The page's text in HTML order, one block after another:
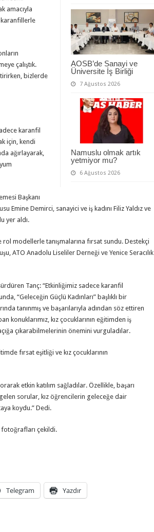
AOSB’de Sanayi ve
Üniversite İş Birliği
7 Ağustos 2026
Namuslu olmak artık
yetmiyor mu?
6 Ağustos 2026
amacıyla
çalıştık.
bizlerde
karanfil
için, kendi
ağırlayarak,
Başkanı
Emine Demirci, sanayici ve iş kadını Filiz Yaldız ve
yer aldı.
modellerle tanışmalarına fırsat sundu. Destekçi
ATO Anadolu Liseliler Derneği ve Yenice Seracılık
Tanç: “Etkinliğimiz sadece karanfil
“Geleceğin Güçlü Kadınları” başlıklı bir
tanınmış ve başarılarıyla adından söz ettiren
konuklarımız, kız çocuklarının eğitimden iş
çıkarabilmelerinin önemini vurguladılar.
fırsat eşitliği ve kız çocuklarının
etkin katılım sağladılar. Özellikle, başarı
sorular, kız öğrencilerin geleceğe dair
koydu.” Dedi.
fotoğrafları çekildi.
Telegram Yazdır